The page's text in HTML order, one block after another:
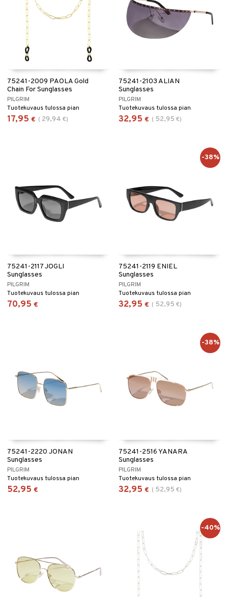
75241-2009 PAOLA Gold
Chain For Sunglasses
PILGRIM
Tuotekuvaus tulossa pian
17,95 € ( 29,94 €)
75241-2103 ALIAN
Sunglasses
PILGRIM
Tuotekuvaus tulossa pian
32,95 € ( 52,95 €)
75241-2117 JOGLI
Sunglasses
PILGRIM
Tuotekuvaus tulossa pian
70,95 €
75241-2119 ENIEL
Sunglasses
PILGRIM
Tuotekuvaus tulossa pian
32,95 € ( 52,95 €)
-38%
75241-2220 JONAN
Sunglasses
PILGRIM
Tuotekuvaus tulossa pian
52,95 €
75241-2516 YANARA
Sunglasses
PILGRIM
Tuotekuvaus tulossa pian
32,95 € ( 52,95 €)
-38%
-40%